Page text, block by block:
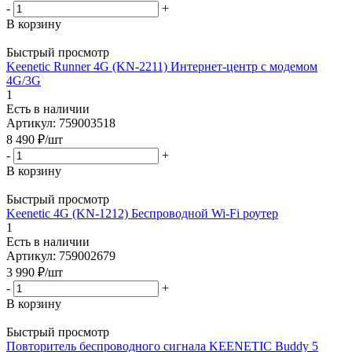
-
+
В корзину
Быстрый просмотр
Keenetic Runner 4G (KN-2211) Интернет-центр с модемом
4G/3G
1
Есть в наличии
Артикул: 759003518
8 490 ₽/шт
-
+
В корзину
Быстрый просмотр
Keenetic 4G (KN-1212) Беспроводной Wi-Fi роутер
1
Есть в наличии
Артикул: 759002679
3 990 ₽/шт
-
+
В корзину
Быстрый просмотр
Повторитель беспроводного сигнала KEENETIC Buddy 5